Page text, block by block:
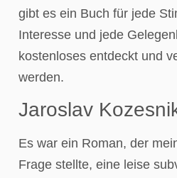
gibt es ein Buch für jede
Interesse und jede
kostenloses entdeckt und
werden.
Jaroslav
Es war ein Roman, der
Frage stellte, eine leise